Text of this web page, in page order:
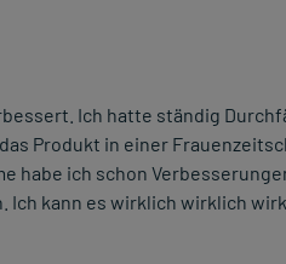
Ich hatte ständig
Produkt in einer
habe ich schon
Ich kann es wirklich wirklich